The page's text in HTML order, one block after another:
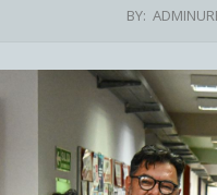
BY: